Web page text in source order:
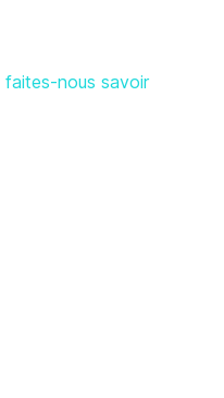
faites-nous savoir